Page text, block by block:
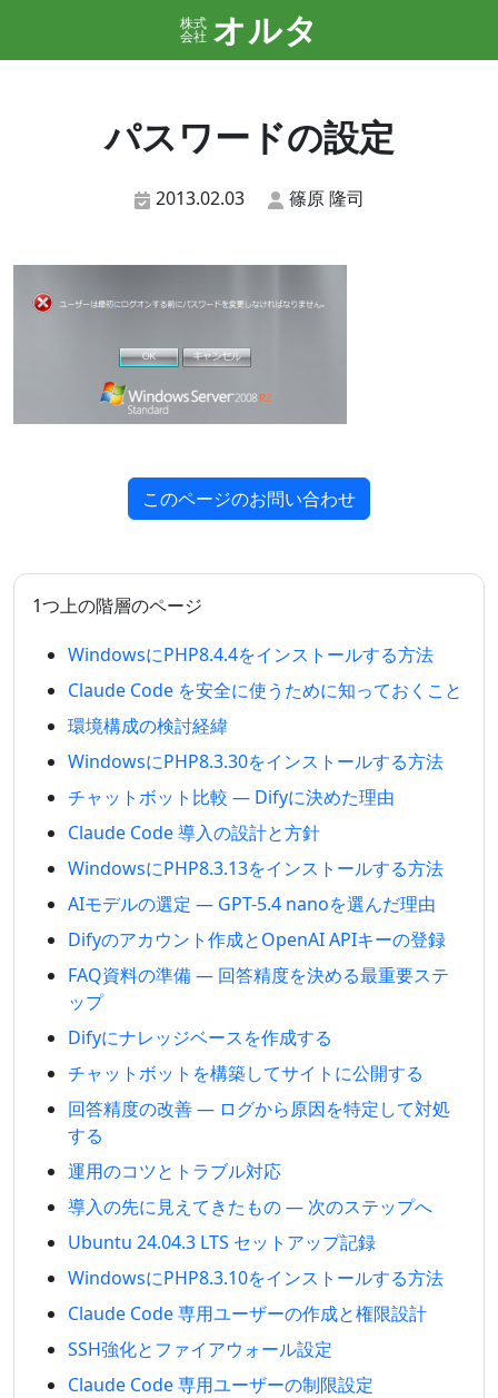
株式
会社 オルタ
パスワードの設定
2013.02.03 篠原 隆司
このページのお問い合わせ
1つ上の階層のページ
WindowsにPHP8.4.4をインストールする方法
Claude Code を安全に使うために知っておくこと
環境構成の検討経緯
WindowsにPHP8.3.30をインストールする方法
チャットボット比較 — Difyに決めた理由
Claude Code 導入の設計と方針
WindowsにPHP8.3.13をインストールする方法
AIモデルの選定 — GPT-5.4 nanoを選んだ理由
Difyのアカウント作成とOpenAI APIキーの登録
FAQ資料の準備 — 回答精度を決める最重要ステ
ップ
Difyにナレッジベースを作成する
チャットボットを構築してサイトに公開する
回答精度の改善 — ログから原因を特定して対処
する
運用のコツとトラブル対応
導入の先に見えてきたもの — 次のステップへ
Ubuntu 24.04.3 LTS セットアップ記録
WindowsにPHP8.3.10をインストールする方法
Claude Code 専用ユーザーの作成と権限設計
SSH強化とファイアウォール設定
Claude Code 専用ユーザーの制限設定